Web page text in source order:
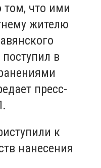
том, что ими
жителю
в
пресс-
к
нанесения